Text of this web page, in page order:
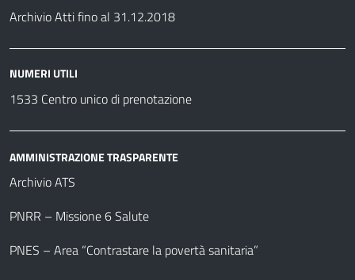
Archivio Atti fino al 31.12.2018
NUMERI UTILI
1533 Centro unico di prenotazione
AMMINISTRAZIONE TRASPARENTE
Archivio ATS
PNRR – Missione 6 Salute
PNES – Area “Contrastare la povertà sanitaria”